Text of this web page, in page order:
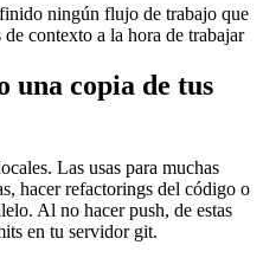
ningún flujo de trabajo que
contexto a la hora de trabajar
una copia de tus
Las usas para muchas
hacer refactorings del código o
Al no hacer push, de estas
en tu servidor git.